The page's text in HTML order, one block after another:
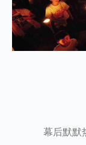
幕后默默